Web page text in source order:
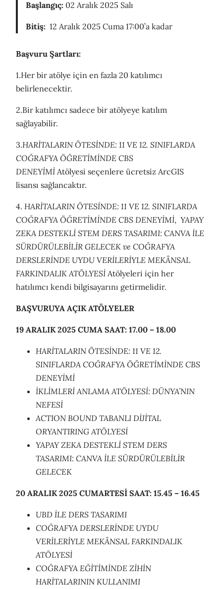
Başlangıç: 02 Aralık 2025 Salı
Bitiş: 12 Aralık 2025 Cuma 17:00’a kadar
Başvuru Şartları:
1.Her bir atölye için en fazla 20 katılımcı
belirlenecektir.
2.Bir katılımcı sadece bir atölyeye katılım
sağlayabilir.
3.HARİTALARIN ÖTESİNDE: 11 VE 12. SINIFLARDA
COĞRAFYA ÖĞRETİMİNDE CBS
DENEYİMİ Atölyesi seçenlere ücretsiz ArcGIS
lisansı sağlancaktır.
4. HARİTALARIN ÖTESİNDE: 11 VE 12. SINIFLARDA
COĞRAFYA ÖĞRETİMİNDE CBS DENEYİMİ, YAPAY
ZEKA DESTEKLİ STEM DERS TASARIMI: CANVA İLE
SÜRDÜRÜLEBİLİR GELECEK ve COĞRAFYA
DERSLERİNDE UYDU VERİLERİYLE MEKÂNSAL
FARKINDALIK ATÖLYESİ Atölyeleri için her
hatılımcı kendi bilgisayarını getirmelidir.
BAŞVURUYA AÇIK ATÖLYELER
19 ARALIK 2025 CUMA SAAT: 17.00 – 18.00
HARİTALARIN ÖTESİNDE: 11 VE 12.
SINIFLARDA COĞRAFYA ÖĞRETİMİNDE CBS
DENEYİMİ
İKLİMLERİ ANLAMA ATÖLYESİ: DÜNYA’NIN
NEFESİ
ACTION BOUND TABANLI DİJİTAL
ORYANTIRING ATÖLYESİ
YAPAY ZEKA DESTEKLİ STEM DERS
TASARIMI: CANVA İLE SÜRDÜRÜLEBİLİR
GELECEK
20 ARALIK 2025 CUMARTESİ SAAT: 15.45 – 16.45
UBD İLE DERS TASARIMI
COĞRAFYA DERSLERİNDE UYDU
VERİLERİYLE MEKÂNSAL FARKINDALIK
ATÖLYESİ
COĞRAFYA EĞİTİMİNDE ZİHİN
HARİTALARININ KULLANIMI